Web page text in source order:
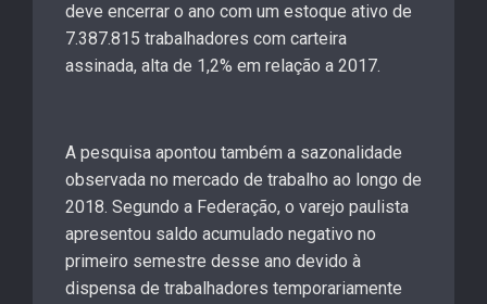
deve encerrar o ano com um estoque ativo de
7.387.815 trabalhadores com carteira
assinada, alta de 1,2% em relação a 2017.
A pesquisa apontou também a sazonalidade
observada no mercado de trabalho ao longo de
2018. Segundo a Federação, o varejo paulista
apresentou saldo acumulado negativo no
primeiro semestre desse ano devido à
dispensa de trabalhadores temporariamente